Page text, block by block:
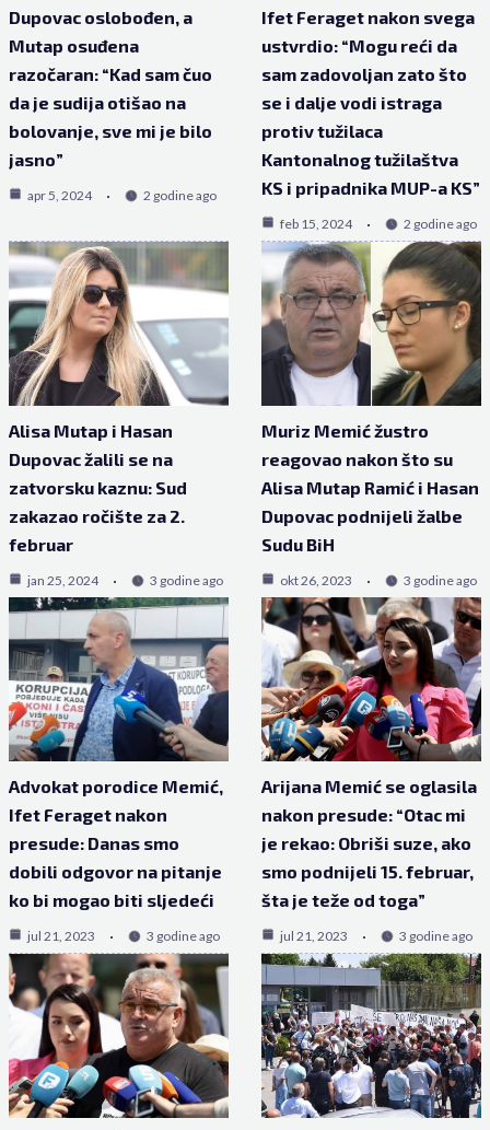
Dupovac oslobođen, a
Mutap osuđena
razočaran: “Kad sam čuo
da je sudija otišao na
bolovanje, sve mi je bilo
jasno”
apr 5, 2024 2 godine ago
Ifet Feraget nakon svega
ustvrdio: “Mogu reći da
sam zadovoljan zato što
se i dalje vodi istraga
protiv tužilaca
Kantonalnog tužilaštva
KS i pripadnika MUP-a KS”
feb 15, 2024 2 godine ago
Alisa Mutap i Hasan
Dupovac žalili se na
zatvorsku kaznu: Sud
zakazao ročište za 2.
februar
jan 25, 2024 3 godine ago
Muriz Memić žustro
reagovao nakon što su
Alisa Mutap Ramić i Hasan
Dupovac podnijeli žalbe
Sudu BiH
okt 26, 2023 3 godine ago
Advokat porodice Memić,
Ifet Feraget nakon
presude: Danas smo
dobili odgovor na pitanje
ko bi mogao biti sljedeći
jul 21, 2023 3 godine ago
Arijana Memić se oglasila
nakon presude: “Otac mi
je rekao: Obriši suze, ako
smo podnijeli 15. februar,
šta je teže od toga”
jul 21, 2023 3 godine ago